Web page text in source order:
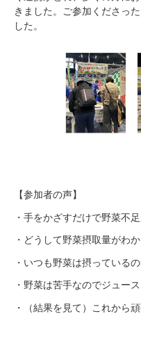
きました。ご参加くださっ
した。
【参加者の声】
・手をかざすだけで野菜不
・どうして野菜摂取量がわ
・いつも野菜は摂っている
・野菜は苦手なのでジュー
・（結果を見て）これから